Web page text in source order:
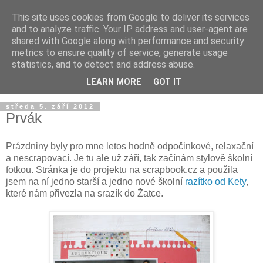
středa 5. září 2012
Prvák
Prázdniny byly pro mne letos hodně odpočinkové, relaxační
a nescrapovací. Je tu ale už září, tak začínám stylově školní
fotkou. Stránka je do projektu na scrapbook.cz a použila
jsem na ní jedno starší a jedno nové školní razítko od Kety,
které nám přivezla na srazík do Žatce.
This site uses cookies from Google to deliver its services
and to analyze traffic. Your IP address and user-agent are
shared with Google along with performance and security
metrics to ensure quality of service, generate usage
statistics, and to detect and address abuse.
LEARN MORE GOT IT